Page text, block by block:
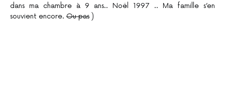
dans ma chambre à 9 ans.. Noël 1997 .. Ma famille s’en
souvient encore. Ou pas )